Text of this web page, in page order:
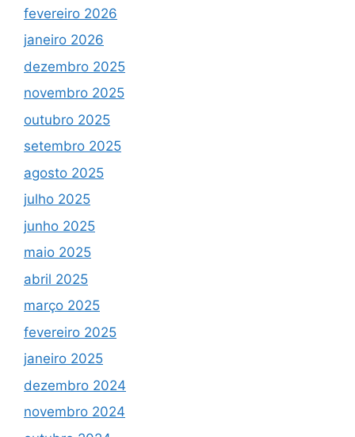
fevereiro 2026
janeiro 2026
dezembro 2025
novembro 2025
outubro 2025
setembro 2025
agosto 2025
julho 2025
junho 2025
maio 2025
abril 2025
março 2025
fevereiro 2025
janeiro 2025
dezembro 2024
novembro 2024